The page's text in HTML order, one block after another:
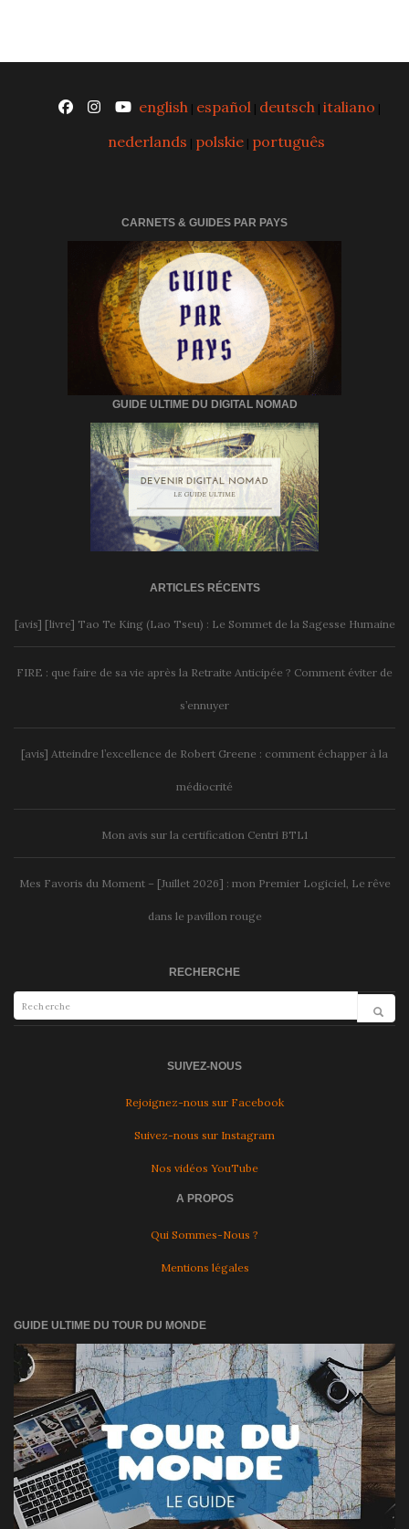
english | español | deutsch |italiano |
nederlands | polskie| português
CARNETS & GUIDES PAR PAYS
GUIDE ULTIME DU DIGITAL NOMAD
ARTICLES RÉCENTS
[avis] [livre] Tao Te King (Lao Tseu) : Le Sommet de la Sagesse Humaine
FIRE : que faire de sa vie après la Retraite Anticipée ? Comment éviter de
s’ennuyer
[avis] Atteindre l’excellence de Robert Greene : comment échapper à la
médiocrité
Mon avis sur la certification Centri BTL1
Mes Favoris du Moment – [Juillet 2026] : mon Premier Logiciel, Le rêve
dans le pavillon rouge
RECHERCHE
SUIVEZ-NOUS
Rejoignez-nous sur Facebook
Suivez-nous sur Instagram
Nos vidéos YouTube
A PROPOS
Qui Sommes-Nous ?
Mentions légales
GUIDE ULTIME DU TOUR DU MONDE